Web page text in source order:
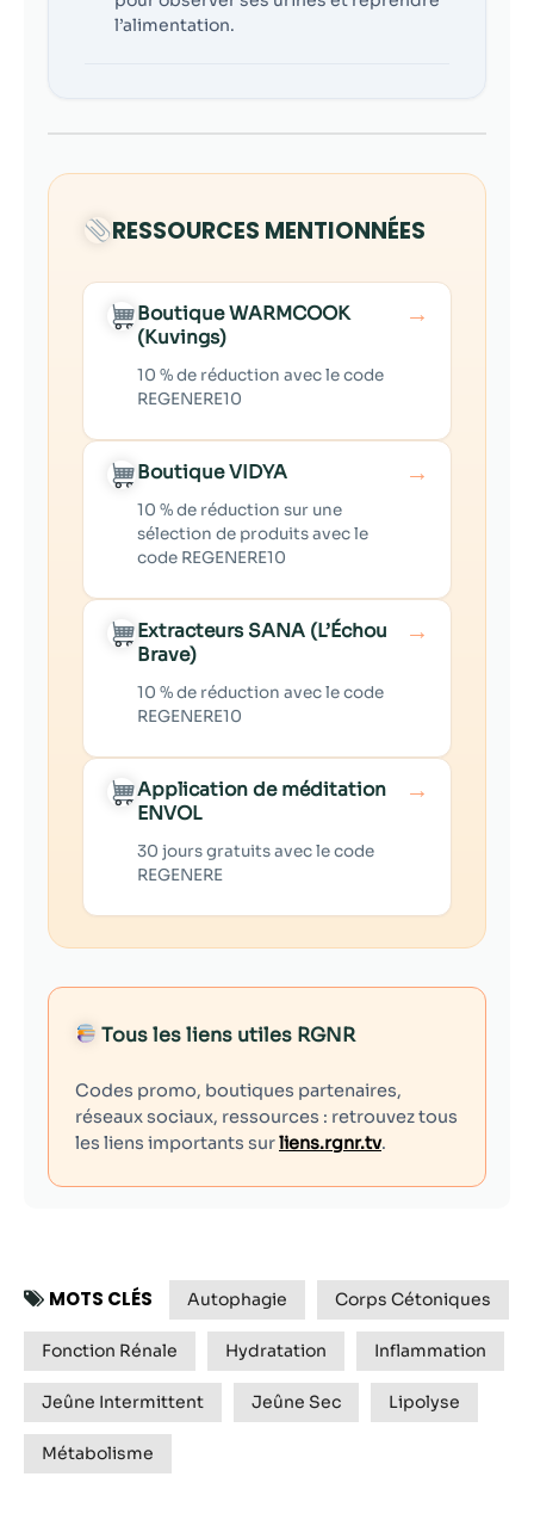
l’alimentation.
RESSOURCES MENTIONNÉES
Boutique WARMCOOK
(Kuvings)
10 % de réduction avec le code
REGENERE10
→
Boutique VIDYA
10 % de réduction sur une
sélection de produits avec le
code REGENERE10
→
Extracteurs SANA (L’Échou
Brave)
10 % de réduction avec le code
REGENERE10
→
Application de méditation
ENVOL
30 jours gratuits avec le code
REGENERE
→
Tous les liens utiles RGNR
Codes promo, boutiques partenaires,
réseaux sociaux, ressources : retrouvez tous
les liens importants surliens.rgnr.tv.
MOTS CLÉS Autophagie Corps Cétoniques
Fonction Rénale Hydratation Inflammation
Jeûne Intermittent Jeûne Sec Lipolyse
Métabolisme